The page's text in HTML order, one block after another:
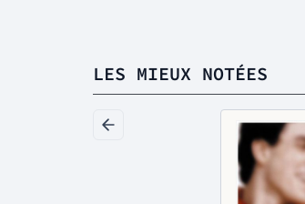
LES MIEUX NOTÉES